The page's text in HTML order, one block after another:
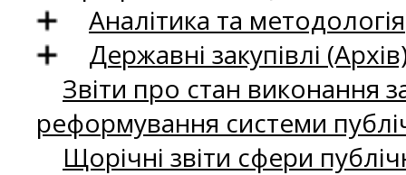
Аналітика та методологія
Державні закупівлі
Звіти про стан виконання
реформування системи
Щорічні звіти сфери